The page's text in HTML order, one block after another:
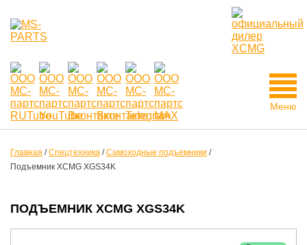
Меню
Главная /Спецтехника /Самоходные подъемники /
Подъемник XCMG XGS34K
ПОДЪЕМНИК XCMG XGS34K